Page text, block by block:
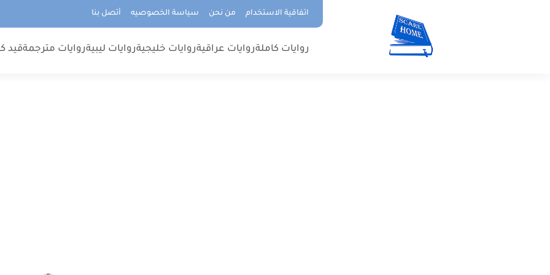
اتفاقية الاستخدام من نحن سياسة الخصوصيه أتصل بنا
روايات كاملةروايات عراقيةروايات خليجيةروايات ليبيةروايات مترجمةقيد